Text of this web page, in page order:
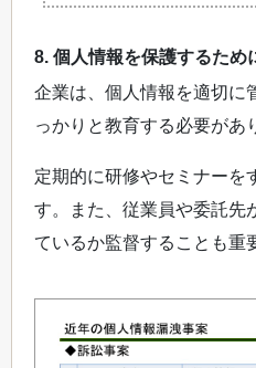
8. 個人情報を保護するため
企業は、個人情報を適切に
っかりと教育する必要があ
定期的に研修やセミナーを
す。また、従業員や委託先
ているか監督することも重